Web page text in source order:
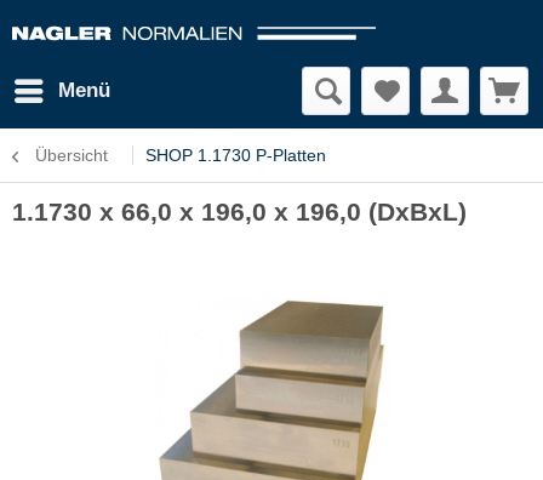
Menü
Übersicht SHOP 1.1730 P-Platten
1.1730 x 66,0 x 196,0 x 196,0 (DxBxL)